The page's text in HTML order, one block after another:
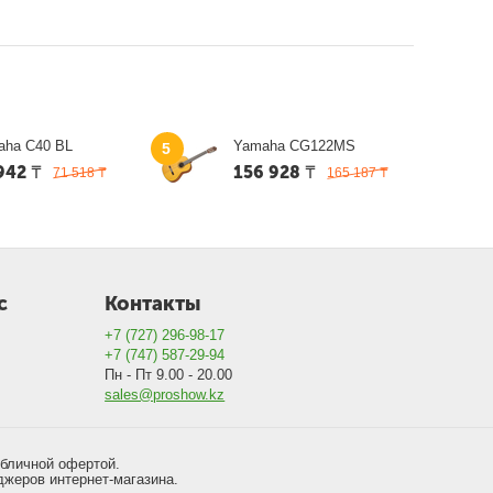
C40 BL
71 518 ₸
₸
5 Yamaha CG122MS
165 187 ₸
156 928 ₸
Контакты
+7 (727) 296-98-17
+7 (747) 587-29-94
Пн - Пт 9.00 - 20.00
sales@proshow.kz
офертой.
интернет-магазина.